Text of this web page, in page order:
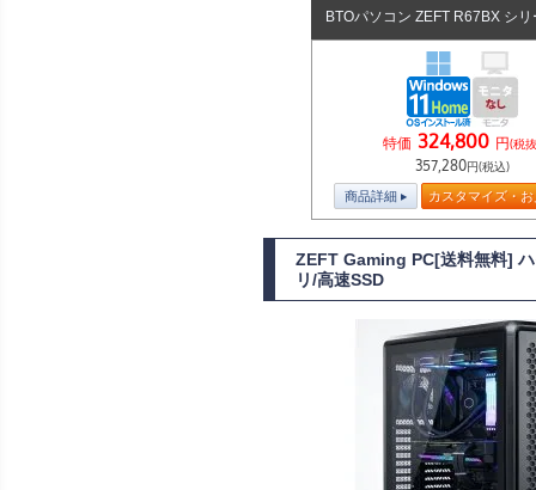
BTOパソコン ZEFT R67BX シリ
特価 324,800 円(税
357,280円(税込)
商品詳細 カスタマイズ・
ZEFT Gaming PC[送料無料]
リ/高速SSD